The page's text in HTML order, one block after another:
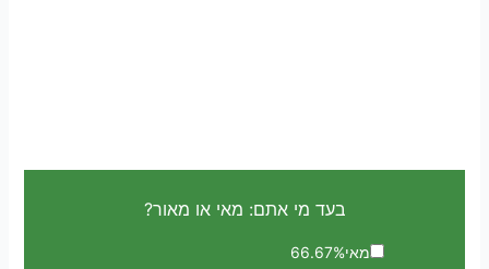
בעד מי אתם: מאי או מאור?
מאי66.67%